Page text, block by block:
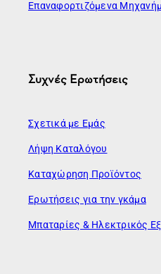
Επαναφορτιζόμενα
Συχνές Ερωτήσεις
Σχετικά με Εμάς
Λήψη Καταλόγου
Καταχώρηση Προϊόντος
Ερωτήσεις για την γκάμα
Μπαταρίες & Ηλεκτρικός